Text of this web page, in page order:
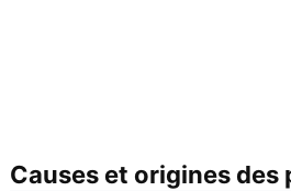
Causes et origines des